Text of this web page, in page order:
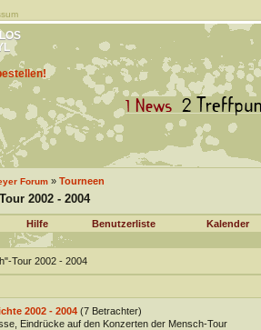
Forum» Tourneen
2002 - 2004
Hilfe Benutzerliste Kalender
Tour 2002 - 2004
2002 - 2004 (7 Betrachter)
Eindrücke auf den Konzerten der Mensch-Tour